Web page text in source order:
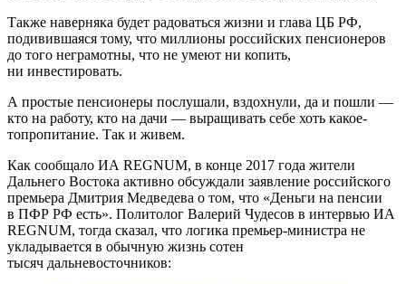
Также наверняка будет радоваться жизни и глава ЦБ РФ,
подивившаяся тому, что миллионы российских пенсионеров
до того неграмотны, что не умеют ни копить,
ни инвестировать.
А простые пенсионеры послушали, вздохнули, да и пошли —
кто на работу, кто на дачи — выращивать себе хоть какое-
топропитание. Так и живем.
Как сообщало ИА REGNUM, в конце 2017 года жители
Дальнего Востока активно обсуждали заявление российского
премьера Дмитрия Медведева о том, что «Деньги на пенсии
в ПФР РФ есть». Политолог Валерий Чудесов в интервью ИА
REGNUM, тогда сказал, что логика премьер-министра не
укладывается в обычную жизнь сотен
тысяч дальневосточников: